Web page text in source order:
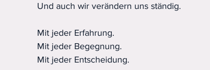
Und auch wir verändern uns ständig.
Mit jeder Erfahrung.
Mit jeder Begegnung.
Mit jeder Entscheidung.